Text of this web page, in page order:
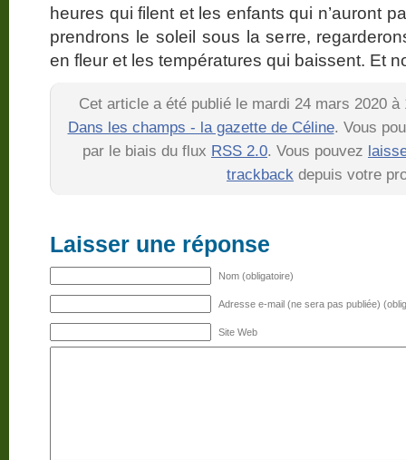
heures qui filent et les enfants qui n’auront
prendrons le soleil sous la serre,
en fleur et les températures qui baissent. Et
Cet article a été publié le mardi 24 mars 2020
Dans les champs - la gazette de Céline. Vous
par le biais du flux RSS 2.0. Vous pouvez
trackback depuis votre
Laisser une réponse
Nom (obligatoire)
Adresse e-mail (ne sera pas publiée)
Site Web